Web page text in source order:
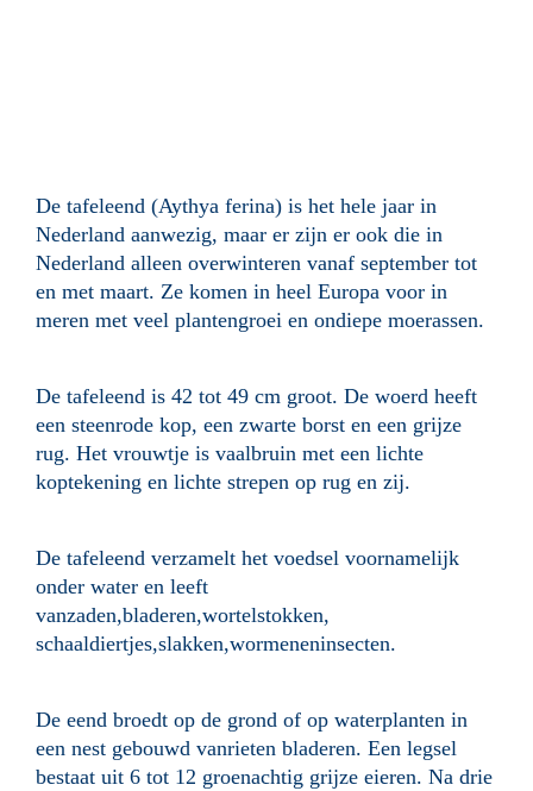
De tafeleend (Aythya ferina) is het hele jaar in
Nederland aanwezig, maar er zijn er ook die in
Nederland alleen overwinteren vanaf september tot
en met maart. Ze komen in heel Europa voor in
meren met veel plantengroei en ondiepe moerassen.
De tafeleend is 42 tot 49 cm groot. De woerd heeft
een steenrode kop, een zwarte borst en een grijze
rug. Het vrouwtje is vaalbruin met een lichte
koptekening en lichte strepen op rug en zij.
De tafeleend verzamelt het voedsel voornamelijk
onder water en leeft
vanzaden,bladeren,wortelstokken,
schaaldiertjes,slakken,wormeneninsecten.
De eend broedt op de grond of op waterplanten in
een nest gebouwd vanrieten bladeren. Een legsel
bestaat uit 6 tot 12 groenachtig grijze eieren. Na drie